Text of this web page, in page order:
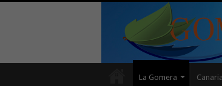
La Gomera